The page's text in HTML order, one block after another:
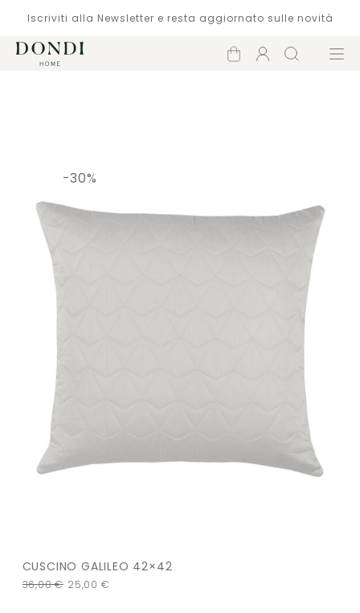
Iscriviti alla Newsletter e resta aggiornato sulle novità
Carrello
Account
Cerca Menù
CUSCINO GALILEO 42×42
36,00€ 25,00 €
-30%